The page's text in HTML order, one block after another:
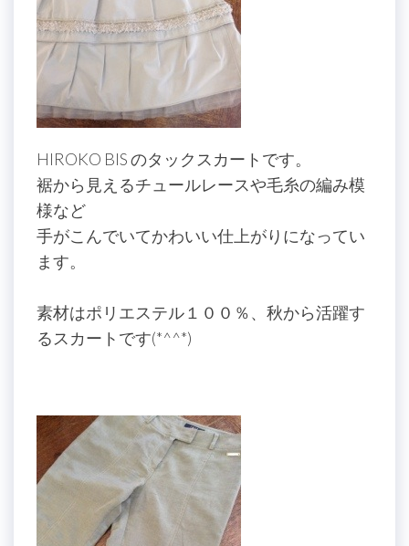
HIROKO BIS のタックスカートです。
裾から見えるチュールレースや毛糸の編み模
様など
手がこんでいてかわいい仕上がりになってい
ます。
素材はポリエステル１００％、秋から活躍す
るスカートです(*^^*)